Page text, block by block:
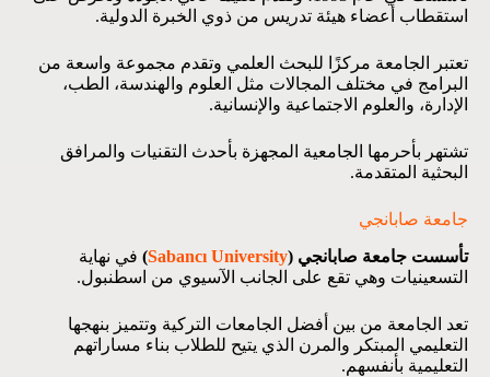
استقطاب أعضاء هيئة تدريس من ذوي الخبرة الدولية.
تعتبر الجامعة مركزًا للبحث العلمي وتقدم مجموعة واسعة من
البرامج في مختلف المجالات مثل العلوم والهندسة، الطب،
الإدارة، والعلوم الاجتماعية والإنسانية.
تشتهر بأحرمها الجامعية المجهزة بأحدث التقنيات والمرافق
البحثية المتقدمة.
جامعة صابانجي
تأسست جامعة صابانجي (Sabancı University
) في نهاية
التسعينيات وهي تقع على الجانب الآسيوي من اسطنبول.
تعد الجامعة من بين أفضل الجامعات التركية وتتميز بنهجها
التعليمي المبتكر والمرن الذي يتيح للطلاب بناء مساراتهم
التعليمية بأنفسهم.